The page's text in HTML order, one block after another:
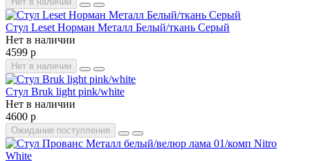
Стул Leset Норман Металл Белый/ткань Серый
Нет в наличии
4599 р
Нет в наличии
Стул Bruk light pink/white
Нет в наличии
4600 р
Ожидание поступления